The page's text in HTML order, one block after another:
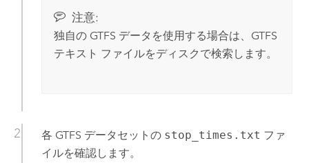
注意:
独自の GTFS データを使用する場合は、GTFS
テキスト ファイルをディスクで検索します。
各 GTFS データセットの stop_times.txt ファ
イルを確認します。